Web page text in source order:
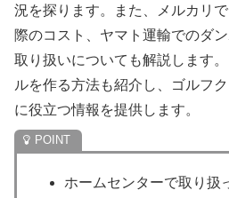
況を探ります。また、メルカリ
際のコスト、ヤマト運輸でのダ
取り扱いについても解説します
ルを作る方法も紹介し、ゴルフ
に役立つ情報を提供します。
ホームセンターで取り扱